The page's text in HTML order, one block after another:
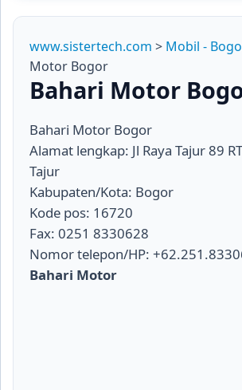
www.sistertech.com > Mobil -
Motor Bogor
Bahari Motor
Bahari Motor Bogor
Alamat lengkap: Jl Raya Tajur 89
Tajur
Kabupaten/Kota: Bogor
Kode pos: 16720
Fax: 0251 8330628
Nomor telepon/HP:
Bahari Motor